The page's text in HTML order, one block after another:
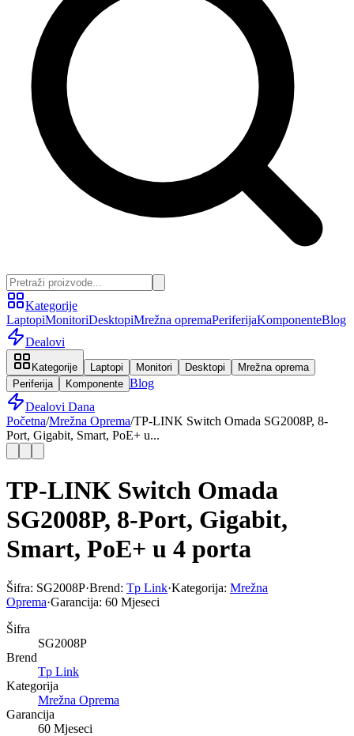
Kategorije
LaptopiMonitoriDesktopiMrežna opremaPeriferijaKomponenteBlog
Dealovi
Kategorije Laptopi Monitori Desktopi
Mrežna oprema
Periferija
Komponente Blog
Dealovi Dana
Početna/Mrežna Oprema/TP-LINK Switch Omada SG2008P, 8-
Port, Gigabit, Smart, PoE+ u...
TP-LINK Switch Omada
SG2008P, 8-Port, Gigabit,
Smart, PoE+ u 4 porta
Šifra: SG2008P·Brend: Tp Link·Kategorija: Mrežna
Oprema·Garancija: 60 Mjeseci
Šifra
SG2008P
Brend
Tp Link
Kategorija
Mrežna Oprema
Garancija
60 Mjeseci